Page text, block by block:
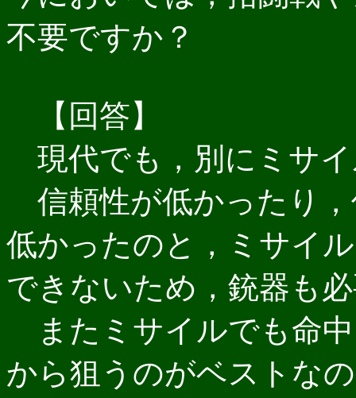
不要ですか？
【回答】
現代でも，別にミサ
信頼性が低かったり
低かったのと，ミサイ
できないため，銃器も
またミサイルでも命
から狙うのがベストな